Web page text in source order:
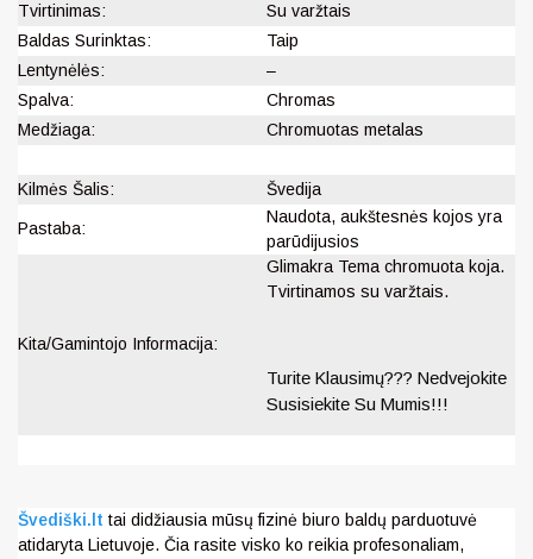
Tvirtinimas:
Su varžtais
Baldas Surinktas:
Taip
Lentynėlės:
–
Spalva:
Chromas
Medžiaga:
Chromuotas metalas
Kilmės Šalis: Švedija
Pastaba:
Naudota, aukštesnės kojos yra
parūdijusios
Kita/Gamintojo Informacija:
Glimakra Tema chromuota koja.
Tvirtinamos su varžtais.
Turite Klausimų??? Nedvejokite
Susisiekite Su Mumis!!!
Švediški.lt tai didžiausia mūsų fizinė biuro baldų parduotuvė
atidaryta Lietuvoje. Čia rasite visko ko reikia profesonaliam,